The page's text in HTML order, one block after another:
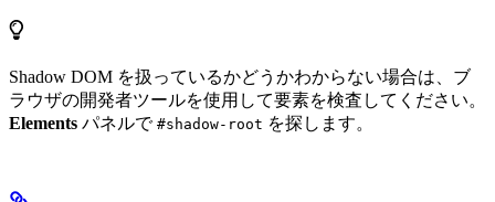
Shadow DOM を扱っているかどうかわからない場合は、ブ
ラウザの開発者ツールを使用して要素を検査してください。
Elements パネルで #shadow-root を探します。